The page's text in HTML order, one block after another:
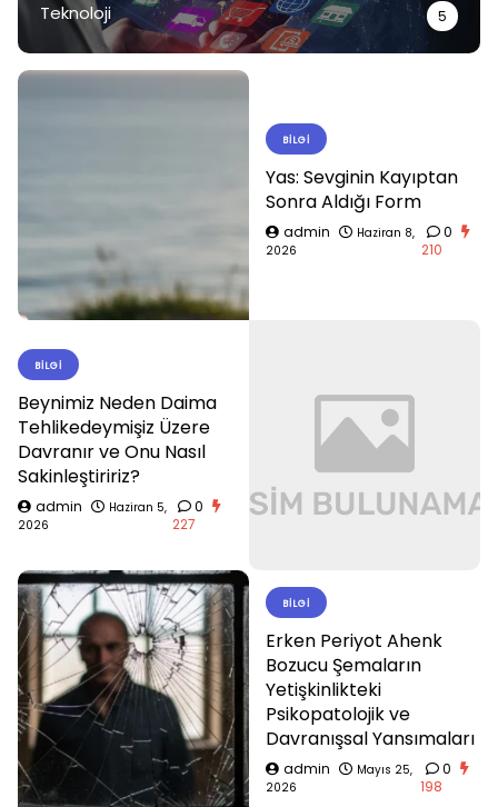
Teknoloji 5
BILGI
Yas: Sevginin Kayıptan
Sonra Aldığı Form
admin
Haziran 8,
2026
0
210
BILGI
Beynimiz Neden Daima
Tehlikedeymişiz Üzere
Davranır ve Onu Nasıl
Sakinleştiririz?
admin
Haziran 5,
2026
0
227
BILGI
Erken Periyot Ahenk
Bozucu Şemaların
Yetişkinlikteki
Psikopatolojik ve
Davranışsal Yansımaları
admin
Mayıs 25,
2026
0
198